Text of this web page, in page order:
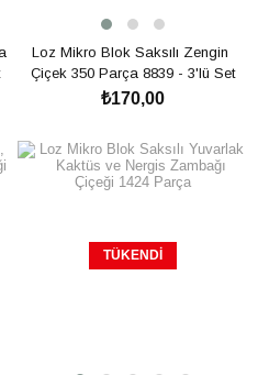
Loz Mikro Blok Saksılı Zengin
Çiçek 350 Parça 8839 - 3'lü Set
₺170,00
TÜKENDI